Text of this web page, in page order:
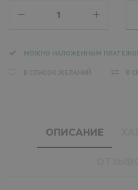
МОЖНО НАЛОЖЕННЫМ
ОПИСАНИЕ